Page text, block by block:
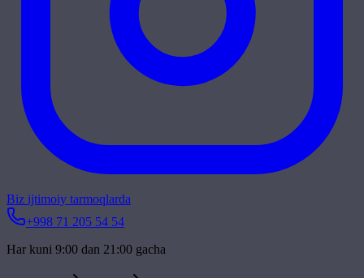
Biz ijtimoiy tarmoqlarda
+998 71 205 54 54
Har kuni 9:00 dan 21:00 gacha